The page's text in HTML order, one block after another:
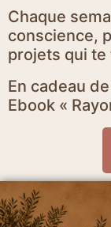
Chaque
conscience,
projets qui
En cadeau
Ebook «